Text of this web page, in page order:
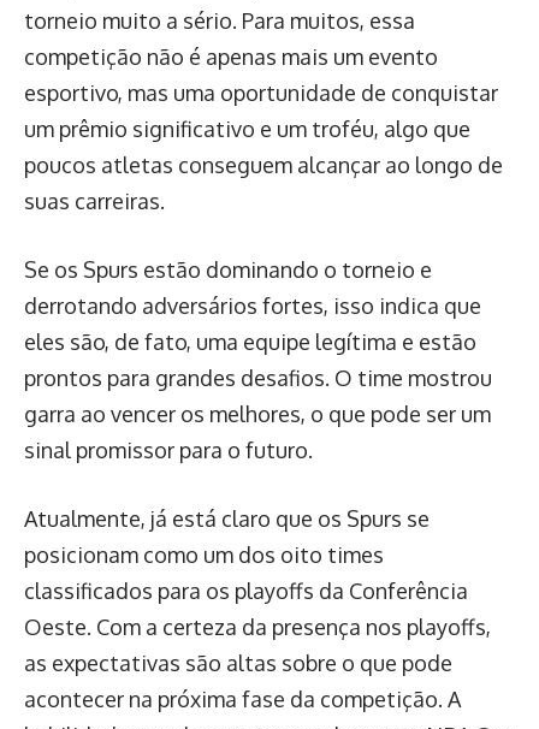
torneio muito a sério. Para muitos, essa
competição não é apenas mais um evento
esportivo, mas uma oportunidade de conquistar
um prêmio significativo e um troféu, algo que
poucos atletas conseguem alcançar ao longo de
suas carreiras.
Se os Spurs estão dominando o torneio e
derrotando adversários fortes, isso indica que
eles são, de fato, uma equipe legítima e estão
prontos para grandes desafios. O time mostrou
garra ao vencer os melhores, o que pode ser um
sinal promissor para o futuro.
Atualmente, já está claro que os Spurs se
posicionam como um dos oito times
classificados para os playoffs da Conferência
Oeste. Com a certeza da presença nos playoffs,
as expectativas são altas sobre o que pode
acontecer na próxima fase da competição. A